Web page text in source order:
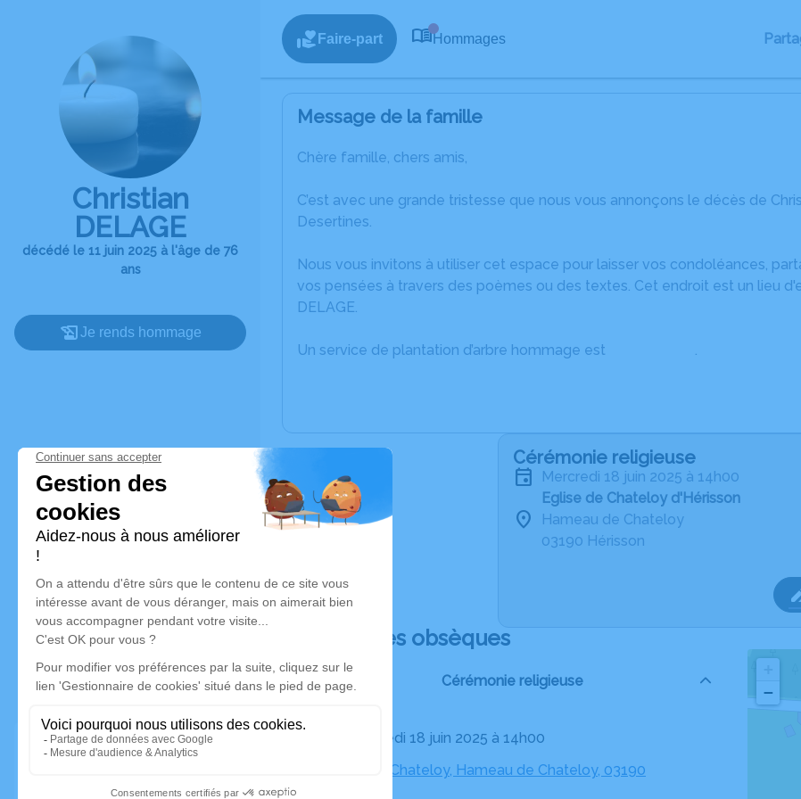
Christian
DELAGE
décédé le 11 juin 2025 à l'âge de 76
ans
Je rends hommage
Faire-part Hommages
Message de la famille
Chère famille, chers amis,
C’est avec une grande tristesse que nous vous annonçons le décès de
Desertines.
Nous vous invitons à utiliser cet espace pour laisser vos condoléances,
vos pensées à travers des poèmes ou des textes. Cet endroit est un lieu
DELAGE.
Un service de plantation d’arbre hommage est .
Cérémonie religieuse
mercredi 18 juin 2025 à 14h00
Eglise de Chateloy d'Hérisson
Hameau de Chateloy
03190 Hérisson
Déroulé des obsèques
Cérémonie religieuse
Le mercredi 18 juin 2025 à 14h00
Eglise de Chateloy, Hameau de Chateloy, 03190
−